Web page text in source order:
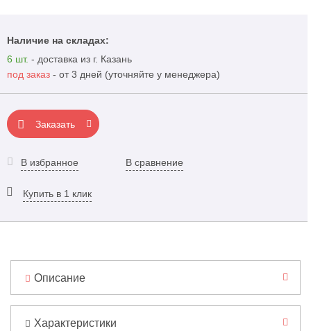
Наличие на складах:
6 шт. - доставка из г. Казань
под заказ - от 3 дней (уточняйте у менеджера)
Заказать
В избранное В сравнение
Купить в 1 клик
Описание
Характеристики